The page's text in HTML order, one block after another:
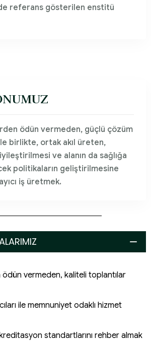
referans gösterilen enstitü
ödün vermeden, güçlü çözüm
birlikte, ortak akıl üreten,
ve alanın da sağlığa
politikaların geliştirilmesine
iş üretmek.
ödün vermeden, kaliteli toplantılar
ile memnuniyet odaklı hizmet
standartlarını rehber almak